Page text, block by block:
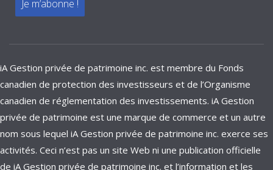
iA Gestion privée de patrimoine inc. est membre du Fonds
canadien de protection des investisseurs et de l’Organisme
canadien de réglementation des investissements. iA Gestion
privée de patrimoine est une marque de commerce et un autre
nom sous lequel iA Gestion privée de patrimoine inc. exerce ses
activités. Ceci n’est pas un site Web ni une publication officielle
de iA Gestion privée de patrimoine inc. et l’information et les